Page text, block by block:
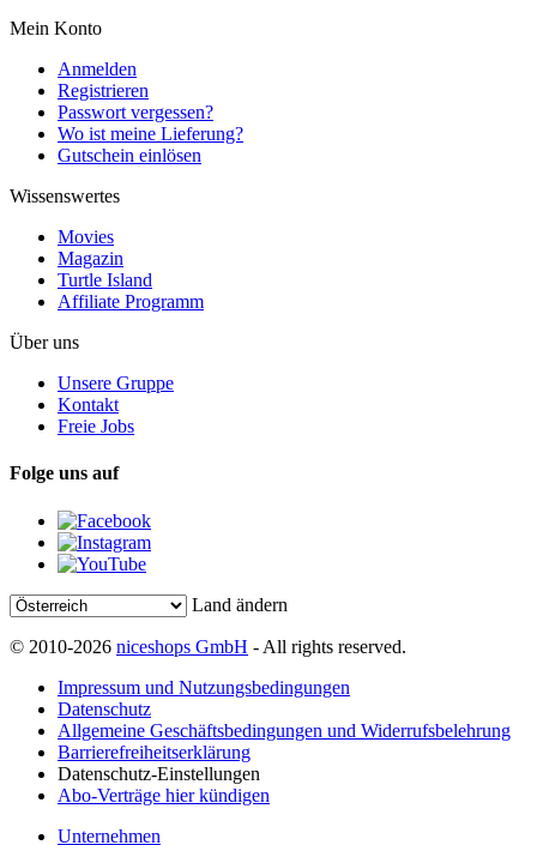
Mein Konto
Anmelden
Registrieren
Passwort vergessen?
Wo ist meine Lieferung?
Gutschein einlösen
Wissenswertes
Movies
Magazin
Turtle Island
Affiliate Programm
Über uns
Unsere Gruppe
Kontakt
Freie Jobs
Folge uns auf
Land ändern
© 2010-2026 niceshops GmbH - All rights reserved.
Impressum und Nutzungsbedingungen
Datenschutz
Allgemeine Geschäftsbedingungen und Widerrufsbelehrung
Barrierefreiheitserklärung
Datenschutz-Einstellungen
Abo-Verträge hier kündigen
Unternehmen